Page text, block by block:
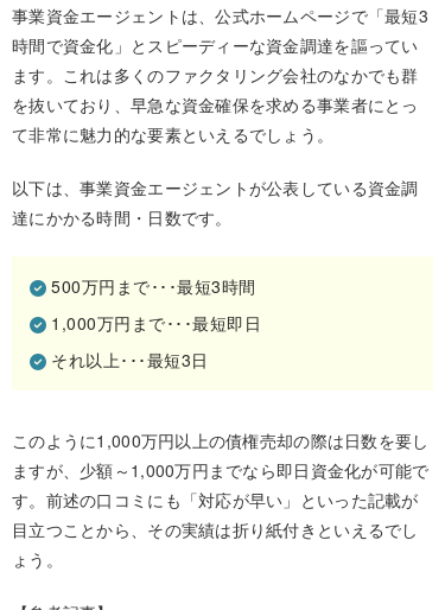
事業資金エージェントは、公式ホームページで「最短3
時間で資金化」とスピーディーな資金調達を謳ってい
ます。これは多くのファクタリング会社のなかでも群
を抜いており、早急な資金確保を求める事業者にとっ
て非常に魅力的な要素といえるでしょう。
以下は、事業資金エージェントが公表している資金調
達にかかる時間・日数です。
500万円まで･･･最短3時間
1,000万円まで･･･最短即日
それ以上･･･最短3日
このように1,000万円以上の債権売却の際は日数を要し
ますが、少額～1,000万円までなら即日資金化が可能で
す。前述の口コミにも「対応が早い」といった記載が
目立つことから、その実績は折り紙付きといえるでし
ょう。